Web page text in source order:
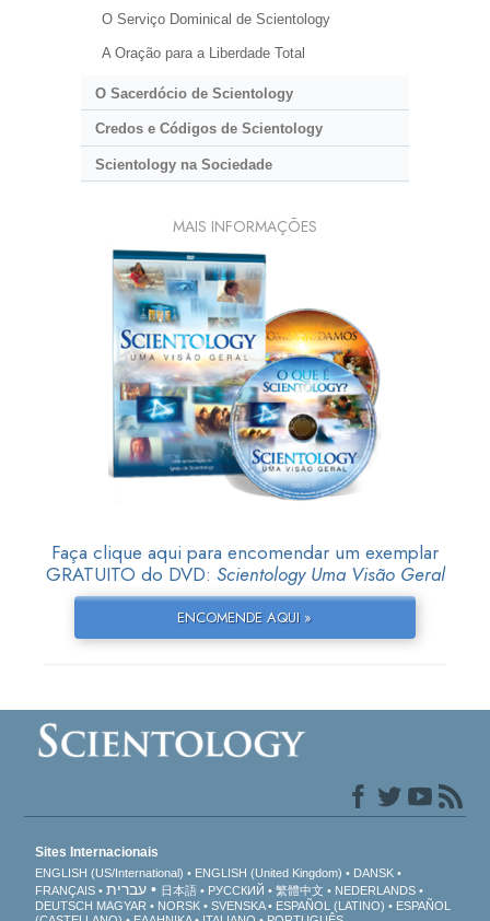
O Serviço Dominical de Scientology
A Oração para a Liberdade Total
O Sacerdócio de Scientology
Credos e Códigos de Scientology
Scientology na Sociedade
MAIS INFORMAÇÕES
Faça clique aqui para encomendar um exemplar
GRATUITO do DVD: Scientology Uma Visão Geral
ENCOMENDE AQUI »
Sites Internacionais
ENGLISH (US/International) ENGLISH (United Kingdom)
DANSK
FRANÇAIS
עברית 日本語 РУССКИЙ 繁體中文
NEDERLANDS
DEUTSCH MAGYAR NORSK SVENSKA ESPAÑOL (LATINO)
ESPAÑOL